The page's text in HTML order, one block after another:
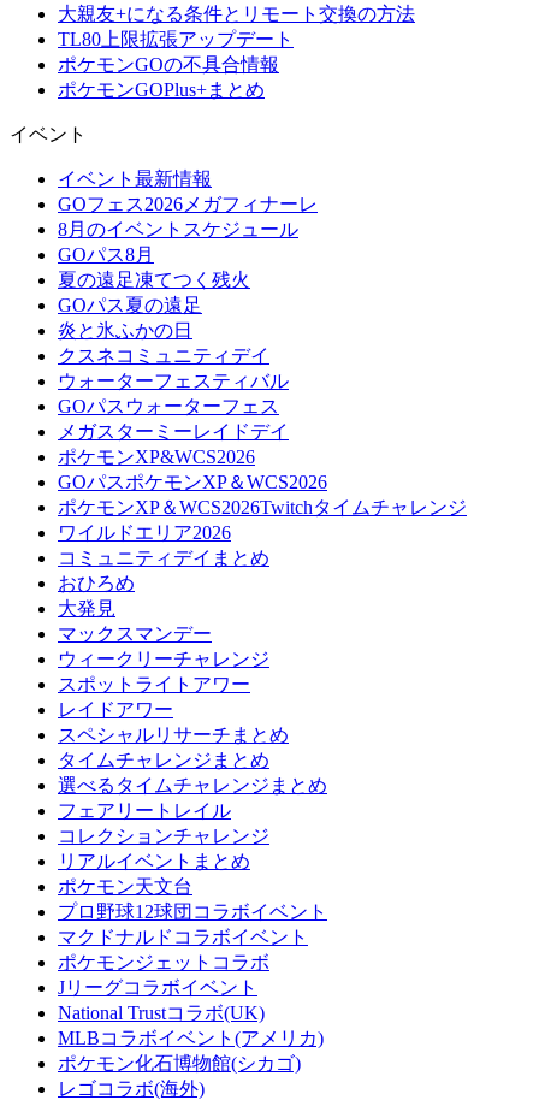
大親友+になる条件とリモート交換の方法
TL80上限拡張アップデート
ポケモンGOの不具合情報
ポケモンGOPlus+まとめ
イベント
イベント最新情報
GOフェス2026メガフィナーレ
8月のイベントスケジュール
GOパス8月
夏の遠足凍てつく残火
GOパス夏の遠足
炎と氷ふかの日
クスネコミュニティデイ
ウォーターフェスティバル
GOパスウォーターフェス
メガスターミーレイドデイ
ポケモンXP&WCS2026
GOパスポケモンXP＆WCS2026
ポケモンXP＆WCS2026Twitchタイムチャレンジ
ワイルドエリア2026
コミュニティデイまとめ
おひろめ
大発見
マックスマンデー
ウィークリーチャレンジ
スポットライトアワー
レイドアワー
スペシャルリサーチまとめ
タイムチャレンジまとめ
選べるタイムチャレンジまとめ
フェアリートレイル
コレクションチャレンジ
リアルイベントまとめ
ポケモン天文台
プロ野球12球団コラボイベント
マクドナルドコラボイベント
ポケモンジェットコラボ
Jリーグコラボイベント
National Trustコラボ(UK)
MLBコラボイベント(アメリカ)
ポケモン化石博物館(シカゴ)
レゴコラボ(海外)